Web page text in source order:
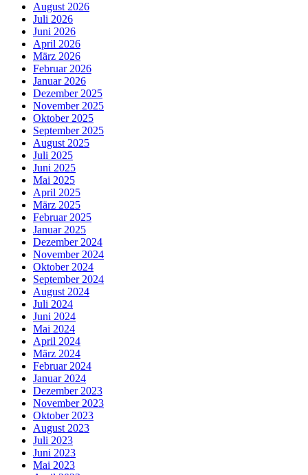
August 2026
Juli 2026
Juni 2026
April 2026
März 2026
Februar 2026
Januar 2026
Dezember 2025
November 2025
Oktober 2025
September 2025
August 2025
Juli 2025
Juni 2025
Mai 2025
April 2025
März 2025
Februar 2025
Januar 2025
Dezember 2024
November 2024
Oktober 2024
September 2024
August 2024
Juli 2024
Juni 2024
Mai 2024
April 2024
März 2024
Februar 2024
Januar 2024
Dezember 2023
November 2023
Oktober 2023
August 2023
Juli 2023
Juni 2023
Mai 2023